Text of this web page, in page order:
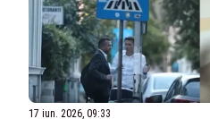
17 iun. 2026, 09:33